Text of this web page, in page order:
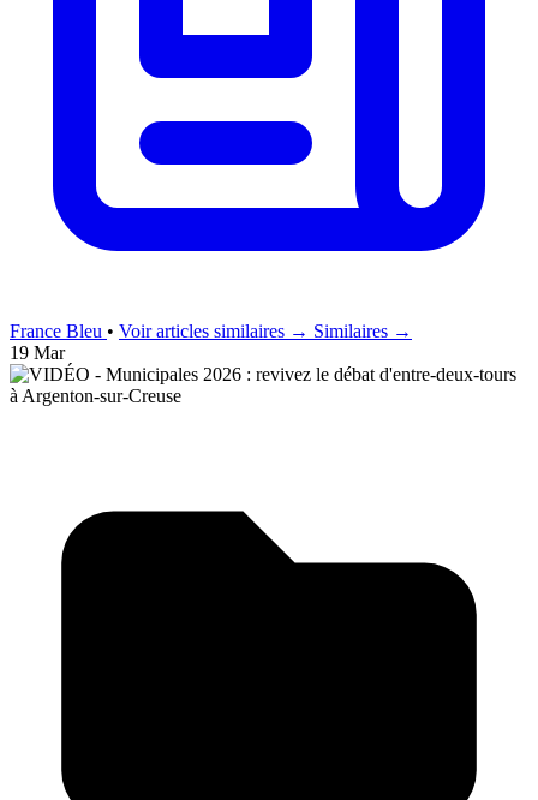
France Bleu • Voir articles similaires → Similaires →
19 Mar